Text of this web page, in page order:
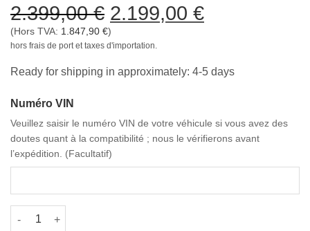
2.399,00€ Le
prix
initial
était :
2.199,00 €Le
est :
(Hors TVA: 1.847,90 €)
hors frais de port et taxes d'importation.
Ready for shipping in approximately: 4-5 days
Numéro VIN
Veuillez saisir le numéro VIN de votre véhicule si vous avez des
doutes quant à la compatibilité ; nous le vérifierons avant
l’expédition. (Facultatif)
quantité de Competition Carbon fiber Rear Wing for BMW G87